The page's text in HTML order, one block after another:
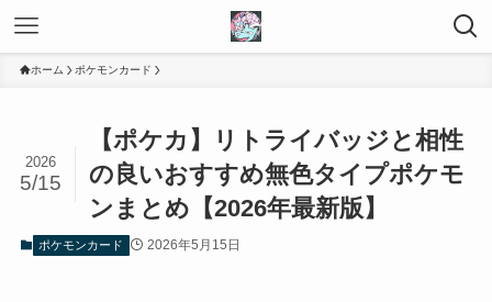
ホーム ポケモンカード
【ポケカ】リトライバッジと相性
の良いおすすめ無色タイプポケモ
ンまとめ【2026年最新版】
2026
5/15
ポケモンカード 2026年5月15日